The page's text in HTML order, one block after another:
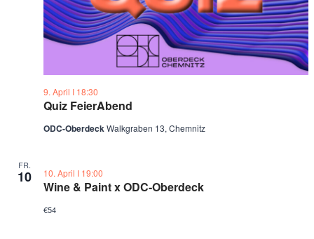
Quiz FeierAbend
9. April Ι 18:30
ODC-Oberdeck Walkgraben 13, Chemnitz
FR.
10
Wine & Paint x ODC-Oberdeck
10. April Ι 19:00
€54